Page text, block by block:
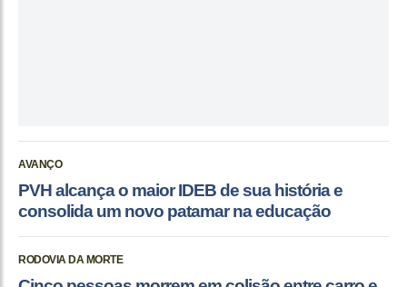
AVANÇO
PVH alcança o maior IDEB de sua história e
consolida um novo patamar na educação
RODOVIA DA MORTE